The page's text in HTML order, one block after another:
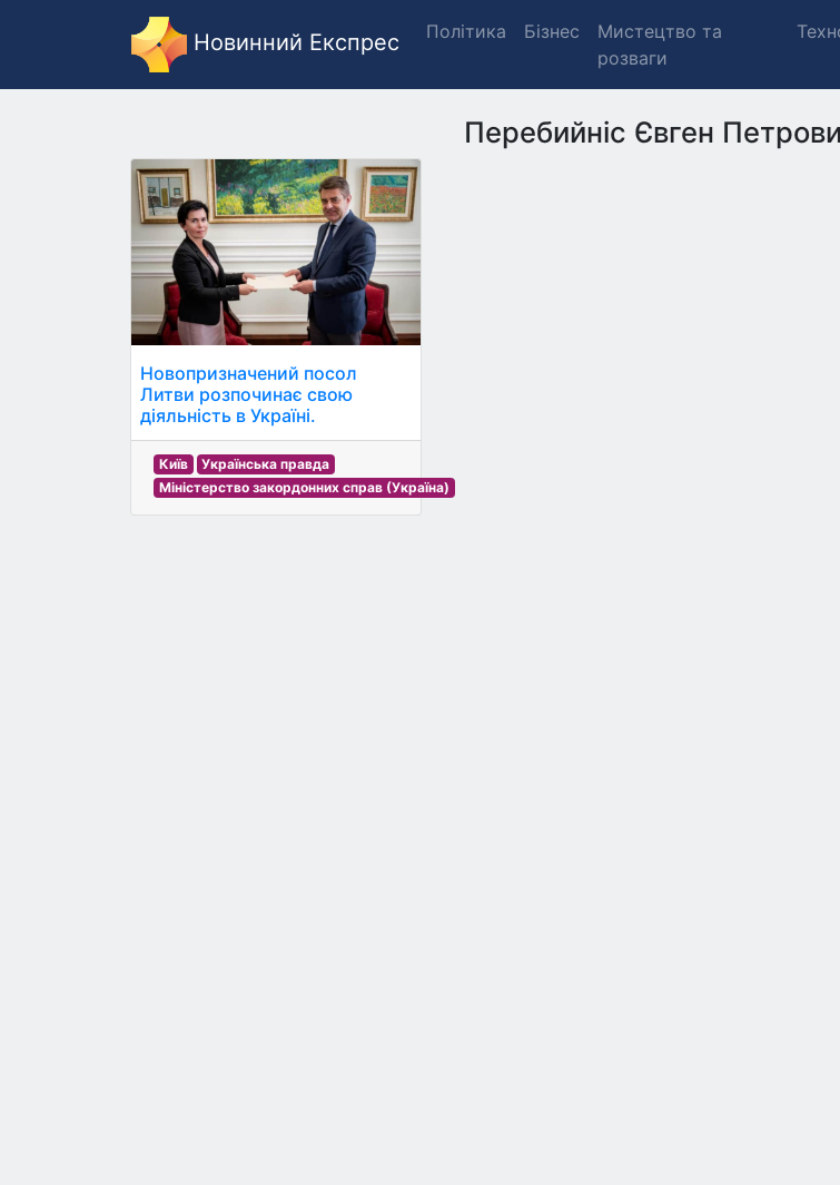
Новинний Експрес Політика Бізнес
Мистецтво та
розваги
Перебийніс Євген
Новопризначений посол
Литви розпочинає свою
діяльність в Україні.
Київ
Українська правда
Міністерство закордонних справ (Україна)